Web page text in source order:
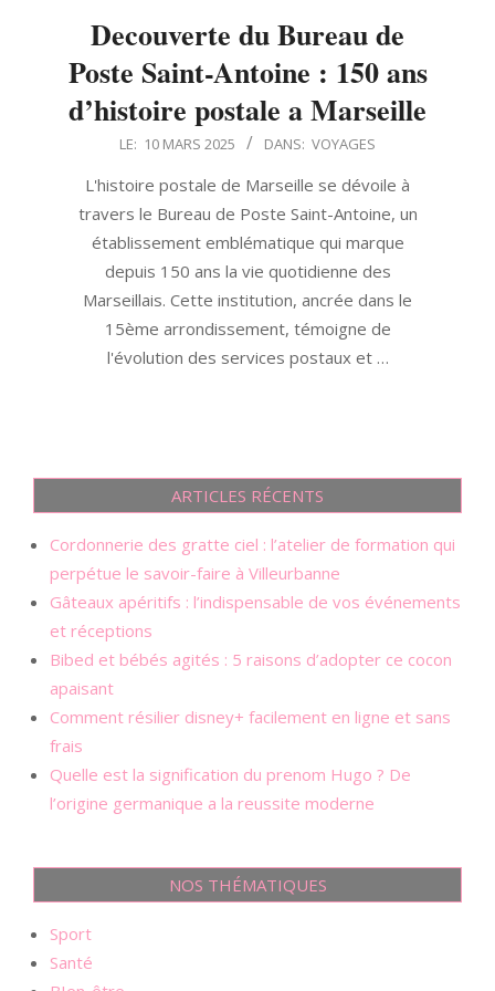
Decouverte du Bureau de
Poste Saint-Antoine : 150 ans
d’histoire postale a Marseille
LE: 10 MARS 2025 DANS: VOYAGES
L'histoire postale de Marseille se dévoile à
travers le Bureau de Poste Saint-Antoine, un
établissement emblématique qui marque
depuis 150 ans la vie quotidienne des
Marseillais. Cette institution, ancrée dans le
15ème arrondissement, témoigne de
l'évolution des services postaux et …
ARTICLES RÉCENTS
Cordonnerie des gratte ciel : l’atelier de formation qui
perpétue le savoir-faire à Villeurbanne
Gâteaux apéritifs : l’indispensable de vos événements
et réceptions
Bibed et bébés agités : 5 raisons d’adopter ce cocon
apaisant
Comment résilier disney+ facilement en ligne et sans
frais
Quelle est la signification du prenom Hugo ? De
l’origine germanique a la reussite moderne
NOS THÉMATIQUES
Sport
Santé